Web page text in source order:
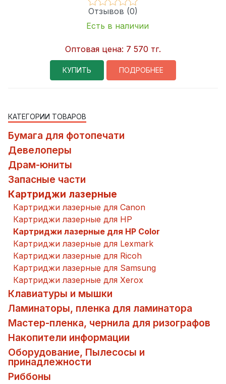
Отзывов (0)
Есть в наличии
Оптовая цена: 7 570 тг.
КУПИТЬ ПОДРОБНЕЕ
КАТЕГОРИИ ТОВАРОВ
Бумага для фотопечати
Девелоперы
Драм-юниты
Запасные части
Картриджи лазерные
Картриджи лазерные для Canon
Картриджи лазерные для HP
Картриджи лазерные для HP Color
Картриджи лазерные для Lexmark
Картриджи лазерные для Ricoh
Картриджи лазерные для Samsung
Картриджи лазерные для Xerox
Клавиатуры и мышки
Ламинаторы, пленка для ламинатора
Мастер-пленка, чернила для ризографов
Накопители информации
Оборудование, Пылесосы и
принадлежности
Риббоны